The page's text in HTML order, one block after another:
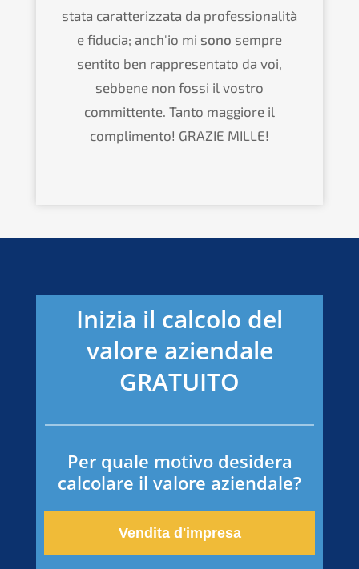
stata caratterizzata da professionalità
e fiducia; anch'io mi sono sempre
sentito ben rappresentato da voi,
sebbene non fossi il vostro
committente. Tanto maggiore il
complimento! GRAZIE MILLE!
Inizia il calcolo del
valore aziendale
GRATUITO
Per quale motivo desidera
calcolare il valore aziendale?
Vendita d'impresa